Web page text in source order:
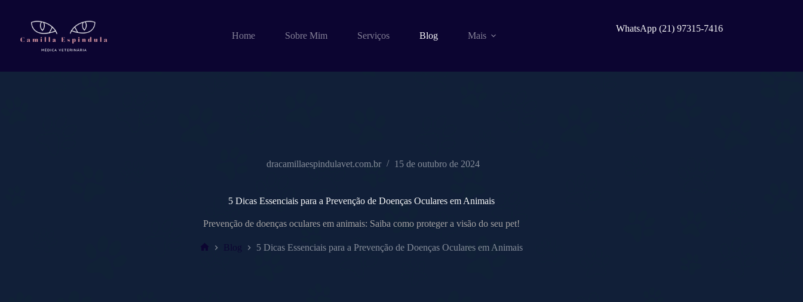
conteúdo
Home Sobre Mim Serviços Blog Mais
WhatsApp (21) 97315-7416
dracamillaespindulavet.com.br 15 de outubro de 2024
5 Dicas Essenciais para a Prevenção de Doenças Oculares em Animais
Prevenção de doenças oculares em animais: Saiba como proteger a visão do seu pet!
Blog 5 Dicas Essenciais para a Prevenção de Doenças Oculares em Animais